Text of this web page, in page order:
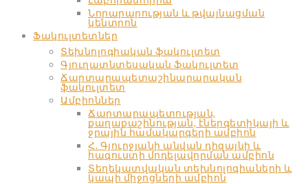
Նորարարության և թվայնացման
կենտրոն
Ֆակուլտետներ
Տեխնոլոգիական ֆակուլտետ
Գյուղատնտեսական ֆակուլտետ
Ճարտարապետաշինարարական
ֆակուլտետ
Ամբիոններ
Ճարտարապետության,
քաղաքաշինության, էներգետիկայի և
ջրային համակարգերի ամբիոն
Հ. Գյուրջյանի անվան դիզայնի և
հագուստի մոդելավորման ամբիոն
Տեղեկատվական տեխնոլոգիաների և
կապի միջոցների ամբիոն